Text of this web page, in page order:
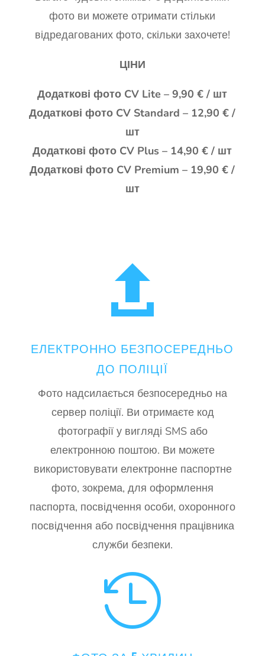
фото ви можете отримати стільки
відредагованих фото, скільки захочете!
ЦІНИ
Додаткові фото CV Lite – 9,90 € / шт
Додаткові фото CV Standard – 12,90 € /
шт
Додаткові фото CV Plus – 14,90 € / шт
Додаткові фото CV Premium – 19,90 € /
шт

ЕЛЕКТРОННО БЕЗПОСЕРЕДНЬО
ДО ПОЛІЦІЇ
Фото надсилається безпосередньо на
сервер поліції. Ви отримаєте код
фотографії у вигляді SMS або
електронною поштою. Ви можете
використовувати електронне паспортне
фото, зокрема, для оформлення
паспорта, посвідчення особи, охоронного
посвідчення або посвідчення працівника
служби безпеки.
